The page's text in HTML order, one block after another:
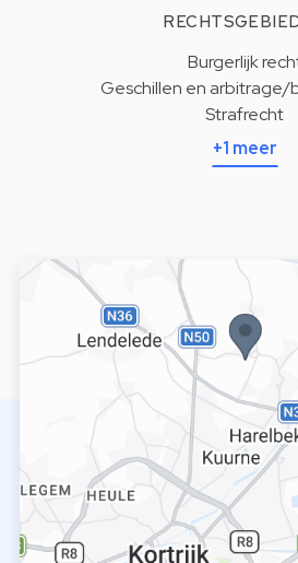
Burgerlijk
Geschillen en arbitrage/
Strafrecht
+1 meer